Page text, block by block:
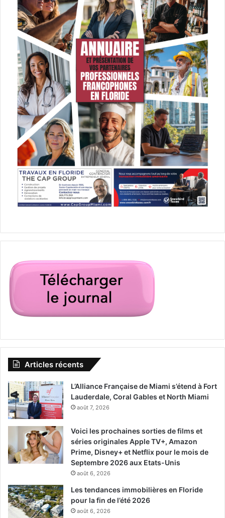
Articles récents
L’Alliance Française de Miami s’étend à Fort
Lauderdale, Coral Gables et North Miami
août 7, 2026
Voici les prochaines sorties de films et
séries originales Apple TV+, Amazon
Prime, Disney+ et Netflix pour le mois de
Septembre 2026 aux Etats-Unis
août 6, 2026
Les tendances immobilières en Floride
pour la fin de l’été 2026
août 6, 2026